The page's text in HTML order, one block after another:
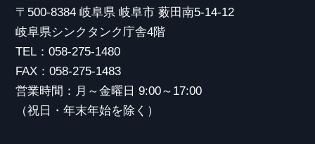
〒500-8384 岐阜県 岐阜市 薮田南5-14-12
岐阜県シンクタンク庁舎4階
TEL：058-275-1480
FAX：058-275-1483
営業時間：月～金曜日 9:00～17:00
（祝日・年末年始を除く）